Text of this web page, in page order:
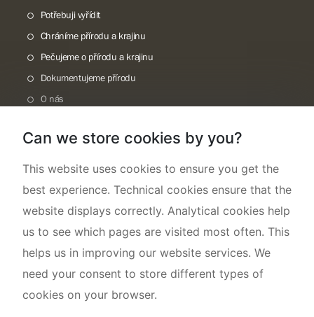
Potřebuji vyřídit
Chráníme přírodu a krajinu
Pečujeme o přírodu a krajinu
Dokumentujeme přírodu
O nás
Can we store cookies by you?
This website uses cookies to ensure you get the
best experience. Technical cookies ensure that the
website displays correctly. Analytical cookies help
us to see which pages are visited most often. This
helps us in improving our website services. We
need your consent to store different types of
cookies on your browser.